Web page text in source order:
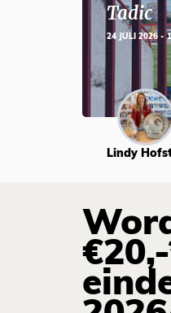
Tadic
24 JULI 2026 -
Lindy